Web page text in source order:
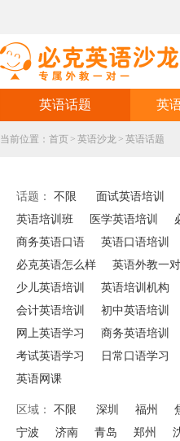
英语话题 英
当前位置： 首页 > 英语沙龙 > 英语话题
话题： 不限 面试英语培训
英语培训班
医学英语培训
商务英语口语
英语口语培训
必克英语怎么样
英语外教一
少儿英语培训
英语培训机构
会计英语培训
初中英语培训
网上英语学习
商务英语培训
考试英语学习
日常口语学习
英语网课
区域： 不限 深圳 福州
宁波
济南 青岛 郑州